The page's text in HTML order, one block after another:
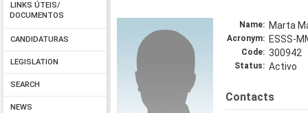
LINKS ÚTEIS/
DOCUMENTOS
CANDIDATURAS
LEGISLATION
SEARCH
NEWS
Name: Marta
Acronym: ESSS-
Code: 300942
Status: Activo
Contacts